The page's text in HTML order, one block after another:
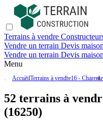
Terrains à vendre
Vendre un terrain Devis maison
Vendre un terrain Devis maison
Menu
AccueilTerrains à vendre16 - Charente
52 terrains à
(16250)